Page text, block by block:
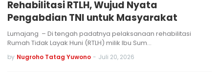
Rehabilitasi RTLH, Wujud Nyata
Pengabdian TNI untuk Masyarakat
Lumajang – Di tengah padatnya pelaksanaan rehabilitasi
Rumah Tidak Layak Huni (RTLH) milik Ibu Sum…
by Nugroho Tatag Yuwono - Juli 20, 2026